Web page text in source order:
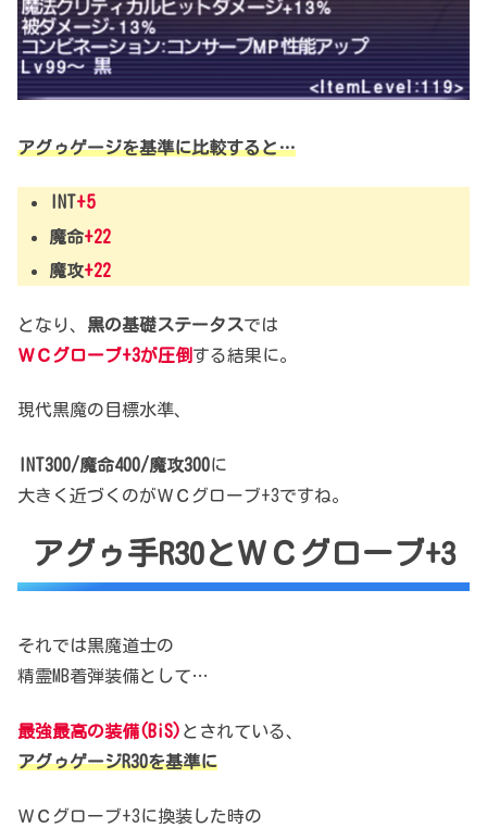
アグゥゲージを基準に比較すると…
INT+5
魔命+22
魔攻+22
となり、 黒の基礎ステータスでは
ＷＣグローブ+3が圧倒 する結果に。
現代黒魔の目標水準、
INT300/魔命400/魔攻300に
大きく近づくのがＷＣグローブ+3ですね。
アグゥ手R30とＷＣグローブ+3
それでは黒魔道士の
精霊MB着弾装備として…
最強最高の装備(BiS) とされている、
アグゥゲージR30を基準に
ＷＣグローブ+3に換装した時の